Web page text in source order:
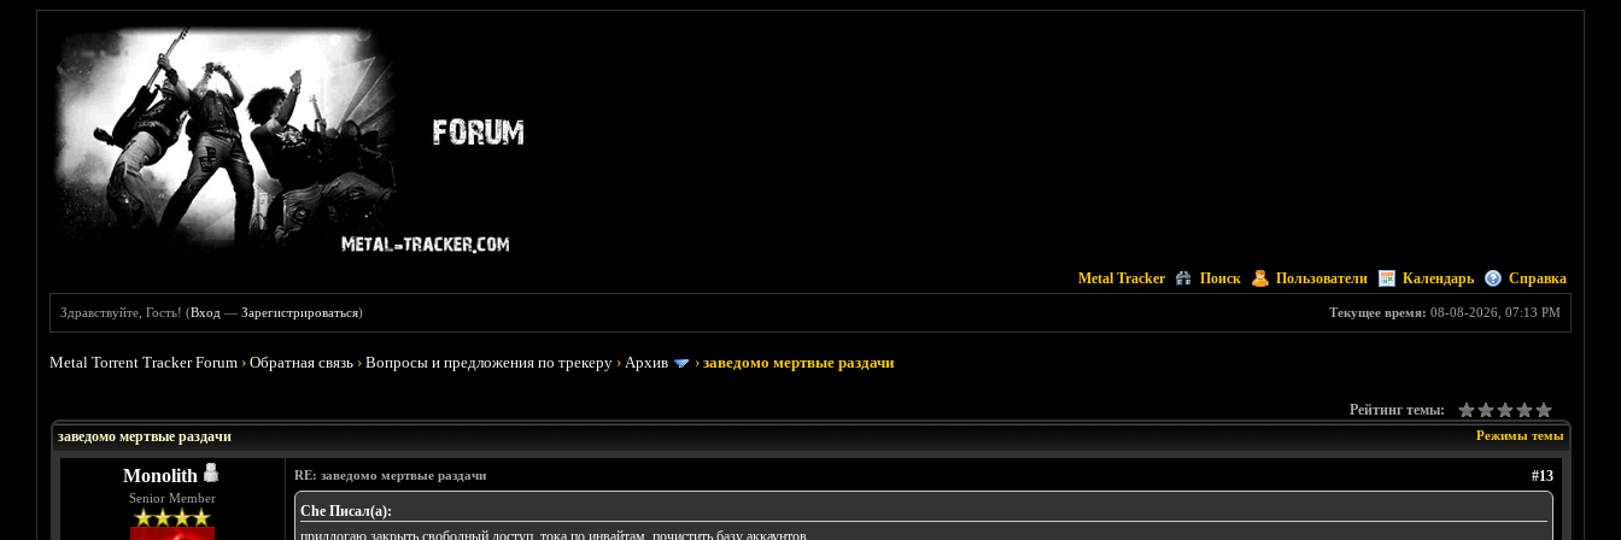
Metal Tracker Поиск Пользователи Календарь Справка
Текущее время: 08-08-2026, 07:13 PM
Здравствуйте, Гость! (Вход —Зарегистрироваться)
Metal Torrent Tracker Forum ›Обратная связь ›Вопросы и предложения по трекеру ›Архив ›заведомо мертвые раздачи
Рейтинг темы:
Режимы темы
заведомо мертвые раздачи
Monolith
Senior Member
#13
RE: заведомо мертвые раздачи
Che Писал(а):
придлогаю закрыть свободный доступ, тока по инвайтам, почистить базу аккаунтов